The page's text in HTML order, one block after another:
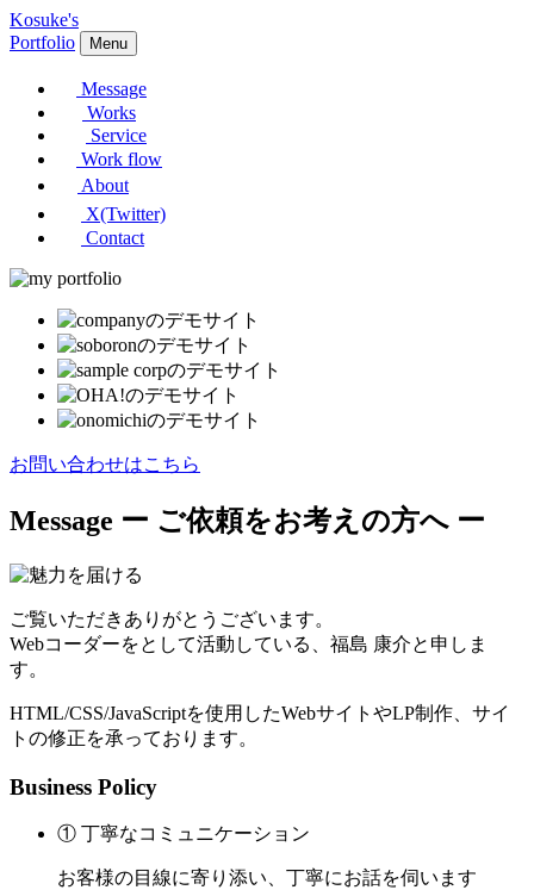
Kosuke's
Portfolio
Menu
Message
Works
Service
Work flow
About
X(Twitter)
Contact
お問い合わせはこちら
Message ー ご依頼をお考えの方へ ー
ご覧いただきありがとうございます。
Webコーダーをとして活動している、福島 康介と申しま
す。
HTML/CSS/JavaScriptを使用したWebサイトやLP制作、サイ
トの修正を承っております。
Business Policy
① 丁寧なコミュニケーション
お客様の目線に寄り添い、丁寧にお話を伺います